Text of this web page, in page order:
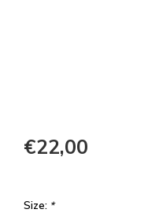
€22,00
Size: *